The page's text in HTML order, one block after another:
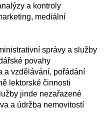
a kontroly
mediální
správy a služby
povahy
a vzdělávání, pořádání
lektorské činnosti
jinde nezařazené
a údržba nemovitostí